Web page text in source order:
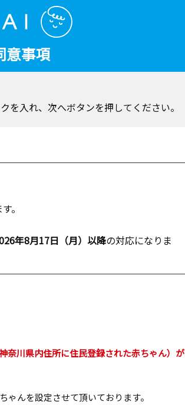
意事項
を入れ、次へボタンを押してください。
。
年8月17日（月）以降の対応になりま
奈川県内住所に住民登録された赤ちゃん）が
んを設定させて頂いております。